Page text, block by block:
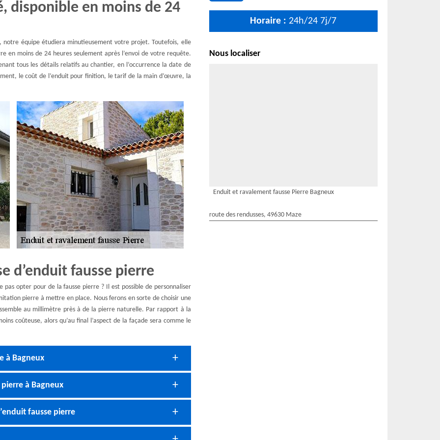
disponible en moins de 24
notre équipe étudiera minutieusement votre projet. Toutefois, elle
en moins de 24 heures seulement après l’envoi de votre requête.
tous les détails relatifs au chantier, en l’occurrence la date de
le coût de l’enduit pour finition, le tarif de la main d’œuvre, la
d’enduit fausse pierre
opter pour de la fausse pierre ? Il est possible de personnaliser
pierre à mettre en place. Nous ferons en sorte de choisir une
au millimètre près à de la pierre naturelle. Par rapport à la
coûteuse, alors qu’au final l’aspect de la façade sera comme le
à Bagneux
à Bagneux
fausse pierre
Horaire : 24h/24 7j/7
Nous localiser
Enduit et ravalement fausse Pierre Bagneux
route des rendusses, 49630 Maze